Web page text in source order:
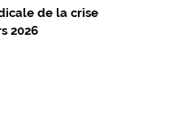
de la crise
2026